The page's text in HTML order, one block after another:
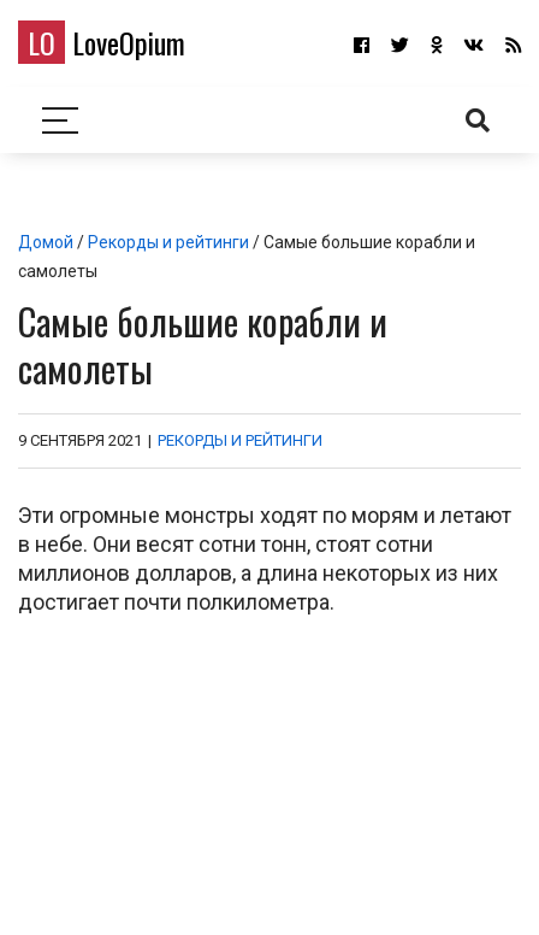
LO LoveOpium
Домой / Рекорды и рейтинги / Самые большие корабли и
самолеты
Самые большие корабли и
самолеты
9 СЕНТЯБРЯ 2021 | РЕКОРДЫ И РЕЙТИНГИ
Эти огромные монстры ходят по морям и летают
в небе. Они весят сотни тонн, стоят сотни
миллионов долларов, а длина некоторых из них
достигает почти полкилометра.